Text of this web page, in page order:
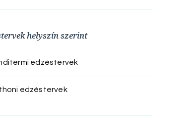
helyszín szerint
edzéstervek
edzéstervek